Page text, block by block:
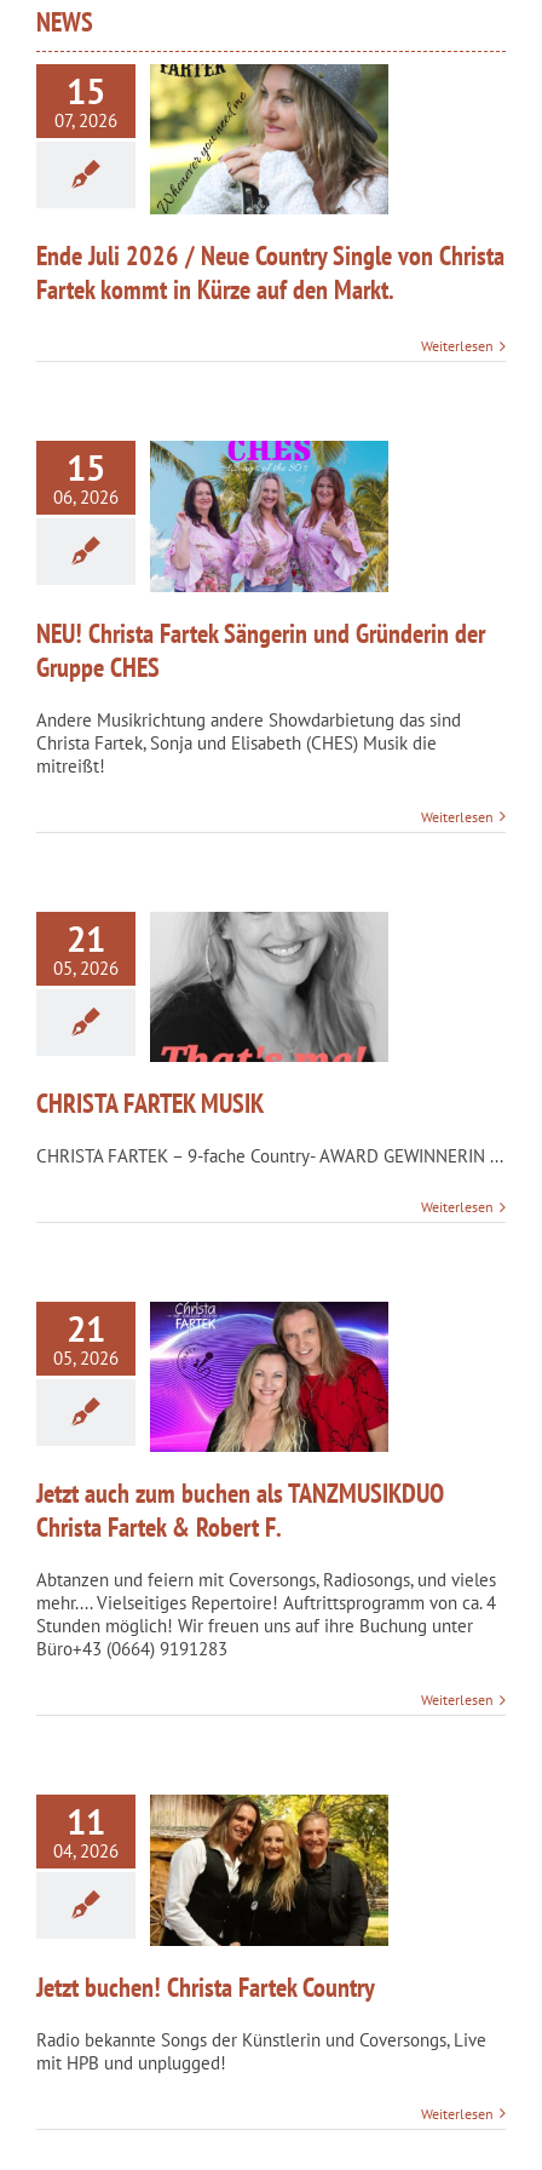
NEWS
15
07, 2026
2026 / Neue
von Christa
in Kürze auf
Ende Juli 2026 / Neue Country Single von Christa
Fartek kommt in Kürze auf den Markt.
Weiterlesen
15
06, 2026
Fartek
Gründerin der
CHES
NEU! Christa Fartek Sängerin und Gründerin der
Gruppe CHES
Andere Musikrichtung andere Showdarbietung das sind
Christa Fartek, Sonja und Elisabeth (CHES) Musik die
mitreißt!
Weiterlesen
21
05, 2026
FARTEK MUSIK
CHRISTA FARTEK MUSIK
CHRISTA FARTEK – 9-fache Country- AWARD GEWINNERIN ...
Weiterlesen
21
05, 2026
zum buchen als
Christa
& Robert F.
Jetzt auch zum buchen als TANZMUSIKDUO
Christa Fartek & Robert F.
Abtanzen und feiern mit Coversongs, Radiosongs, und vieles
mehr.... Vielseitiges Repertoire! Auftrittsprogramm von ca. 4
Stunden möglich! Wir freuen uns auf ihre Buchung unter
Büro+43 (0664) 9191283
Weiterlesen
11
04, 2026
Christa
Country
Jetzt buchen! Christa Fartek Country
Radio bekannte Songs der Künstlerin und Coversongs, Live
mit HPB und unplugged!
Weiterlesen